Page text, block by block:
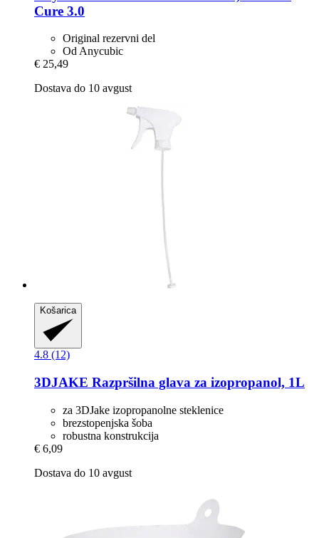
Cure 3.0
Original rezervni del
Od Anycubic
€ 25,49
Dostava do 10 avgust
Košarica
4.8 (12)
3DJAKE Razpršilna glava za izopropanol, 1L
za 3DJake izopropanolne steklenice
brezstopenjska šoba
robustna konstrukcija
€ 6,09
Dostava do 10 avgust